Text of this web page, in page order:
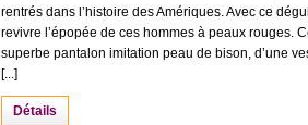
rentrés dans l’histoire des Amériques. Avec ce
revivre l’épopée de ces hommes à peaux rouges.
superbe pantalon imitation peau de bison, d’une
[...]
Détails